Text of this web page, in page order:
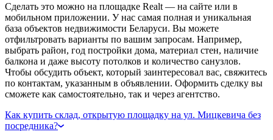
Сделать это можно на площадке Realt — на сайте или в
мобильном приложении. У нас самая полная и уникальная
база объектов недвижимости Беларуси. Вы можете
отфильтровать варианты по вашим запросам. Например,
выбрать район, год постройки дома, материал стен, наличие
балкона и даже высоту потолков и количество санузлов.
Чтобы обсудить объект, который заинтересовал вас, свяжитесь
по контактам, указанным в объявлении. Оформить сделку вы
сможете как самостоятельно, так и через агентство.
Как купить склад, открытую площадку на ул. Мицкевича без
посредника?